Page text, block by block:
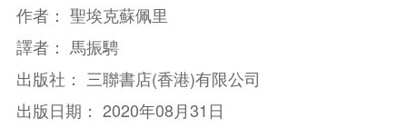
作者： 聖埃克蘇佩里
譯者： 馬振騁
出版社： 三聯書店(香港)有限公司
出版日期： 2020年08月31日